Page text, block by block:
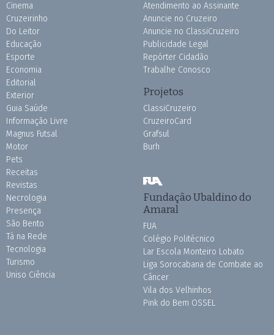
Cinema
Cruzeirinho
Do Leitor
Educação
Esporte
Economia
Editorial
Exterior
Guia Saúde
Informação Livre
Magnus Futsal
Motor
Pets
Receitas
Revistas
Necrologia
Presença
São Bento
Tá na Rede
Tecnologia
Turismo
Uniso Ciência
Atendimento ao Assinante
Anuncie no Cruzeiro
Anuncie no ClassiCruzeiro
Publicidade Legal
Repórter Cidadão
Trabalhe Conosco
Projetos
ClassiCruzeiro
CruzeiroCard
Grafsul
Burh
Fundação Ubaldino do
Amaral
FUA
Colégio Politécnico
Lar Escola Monteiro Lobato
Liga Sorocabana de Combate ao
Câncer
Vila dos Velhinhos
Pink do Bem OSSEL